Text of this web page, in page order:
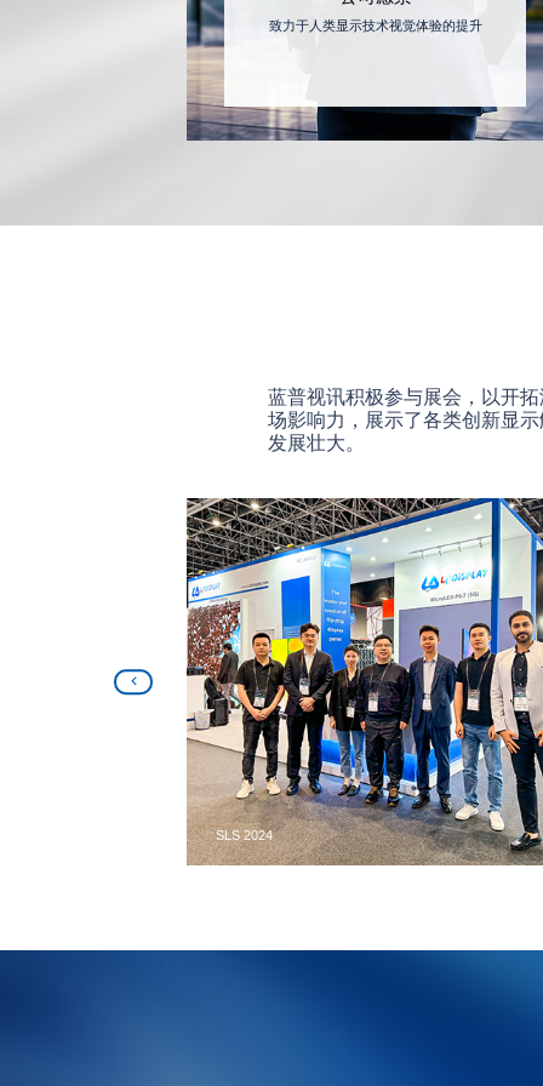
致力于人类显示技术视觉体验的提升
蓝普视讯积极参与展会，以开
场影响力，展示了各类创新显
发展壮大。
LDI 2024